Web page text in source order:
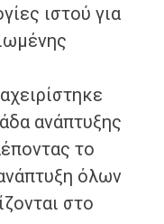
ιστού για
ανάπτυξης
το
όλων
στο